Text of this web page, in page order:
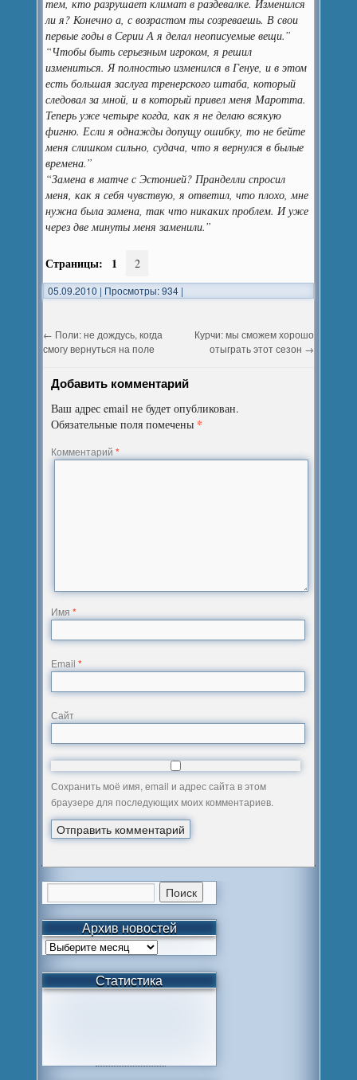
тем, кто разрушает климат в раздевалке. Изменился
ли я? Конечно а, с возрастом ты созреваешь. В свои
первые годы в Серии А я делал неописуемые вещи.”
“Чтобы быть серьезным игроком, я решил
измениться. Я полностью изменился в Генуе, и в этом
есть большая заслуга тренерского штаба, который
следовал за мной, и в который привел меня Маротта.
Теперь уже четыре когда, как я не делаю всякую
фигню. Если я однажды допущу ошибку, то не бейте
меня слишком сильно, судача, что я вернулся в былые
времена.”
“Замена в матче с Эстонией? Пранделли спросил
меня, как я себя чувствую, я ответил, что плохо, мне
нужна была замена, так что никаких проблем. И уже
через две минуты меня заменили.”
Страницы: 1 2
05.09.2010 | Просмотры: 934 |
← Поли: не дождусь, когда
смогу вернуться на поле
Курчи: мы сможем хорошо
отыграть этот сезон →
Добавить комментарий
Ваш адрес email не будет опубликован.
Обязательные поля помечены *
Комментарий*
Имя*
Email*
Сайт
Сохранить моё имя, email и адрес сайта в этом
браузере для последующих моих комментариев.
Архив новостей
Статистика